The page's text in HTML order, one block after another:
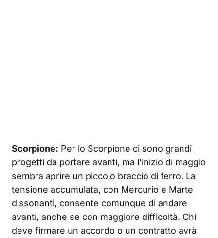
Scorpione: Per lo Scorpione ci sono grandi
progetti da portare avanti, ma l’inizio di maggio
sembra aprire un piccolo braccio di ferro. La
tensione accumulata, con Mercurio e Marte
dissonanti, consente comunque di andare
avanti, anche se con maggiore difficoltà. Chi
deve firmare un accordo o un contratto avrà